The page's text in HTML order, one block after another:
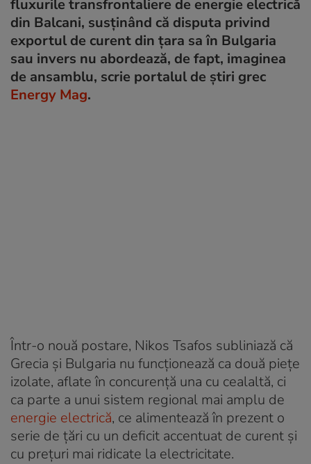
fluxurile transfrontaliere de energie electrică
din Balcani, susținând că disputa privind
exportul de curent din țara sa în Bulgaria
sau invers nu abordează, de fapt, imaginea
de ansamblu, scrie portalul de știri grec
Energy Mag.
Într-o nouă postare, Nikos Tsafos subliniază că
Grecia și Bulgaria nu funcționează ca două piețe
izolate, aflate în concurență una cu cealaltă, ci
ca parte a unui sistem regional mai amplu de
energie electrică, ce alimentează în prezent o
serie de țări cu un deficit accentuat de curent și
cu prețuri mai ridicate la electricitate.